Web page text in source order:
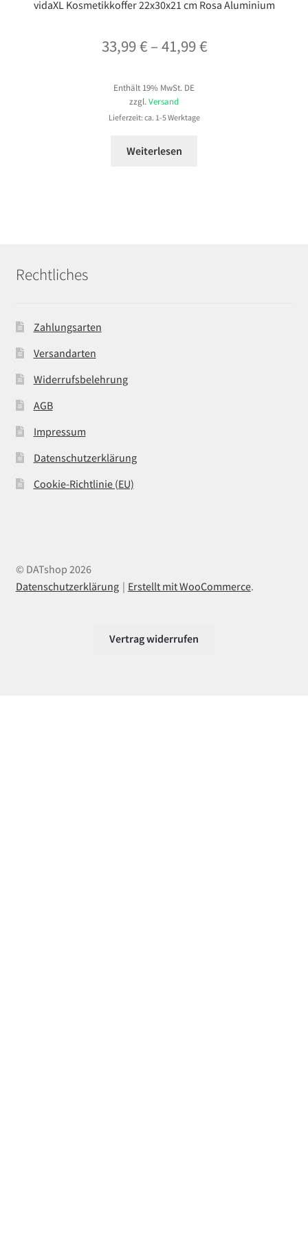
vidaXL Kosmetikkoffer 22x30x21 cm Rosa Aluminium
33,99€ – 41,99€Preisspanne:
Enthält 19% MwSt. DE
zzgl.Versand
Lieferzeit: ca. 1-5 Werktage
Weiterlesen
Rechtliches
Zahlungsarten
Versandarten
Widerrufsbelehrung
AGB
Impressum
Datenschutzerklärung
Cookie-Richtlinie (EU)
© DATshop 2026
Datenschutzerklärung
Erstellt mit WooCommerce.
Vertrag widerrufen